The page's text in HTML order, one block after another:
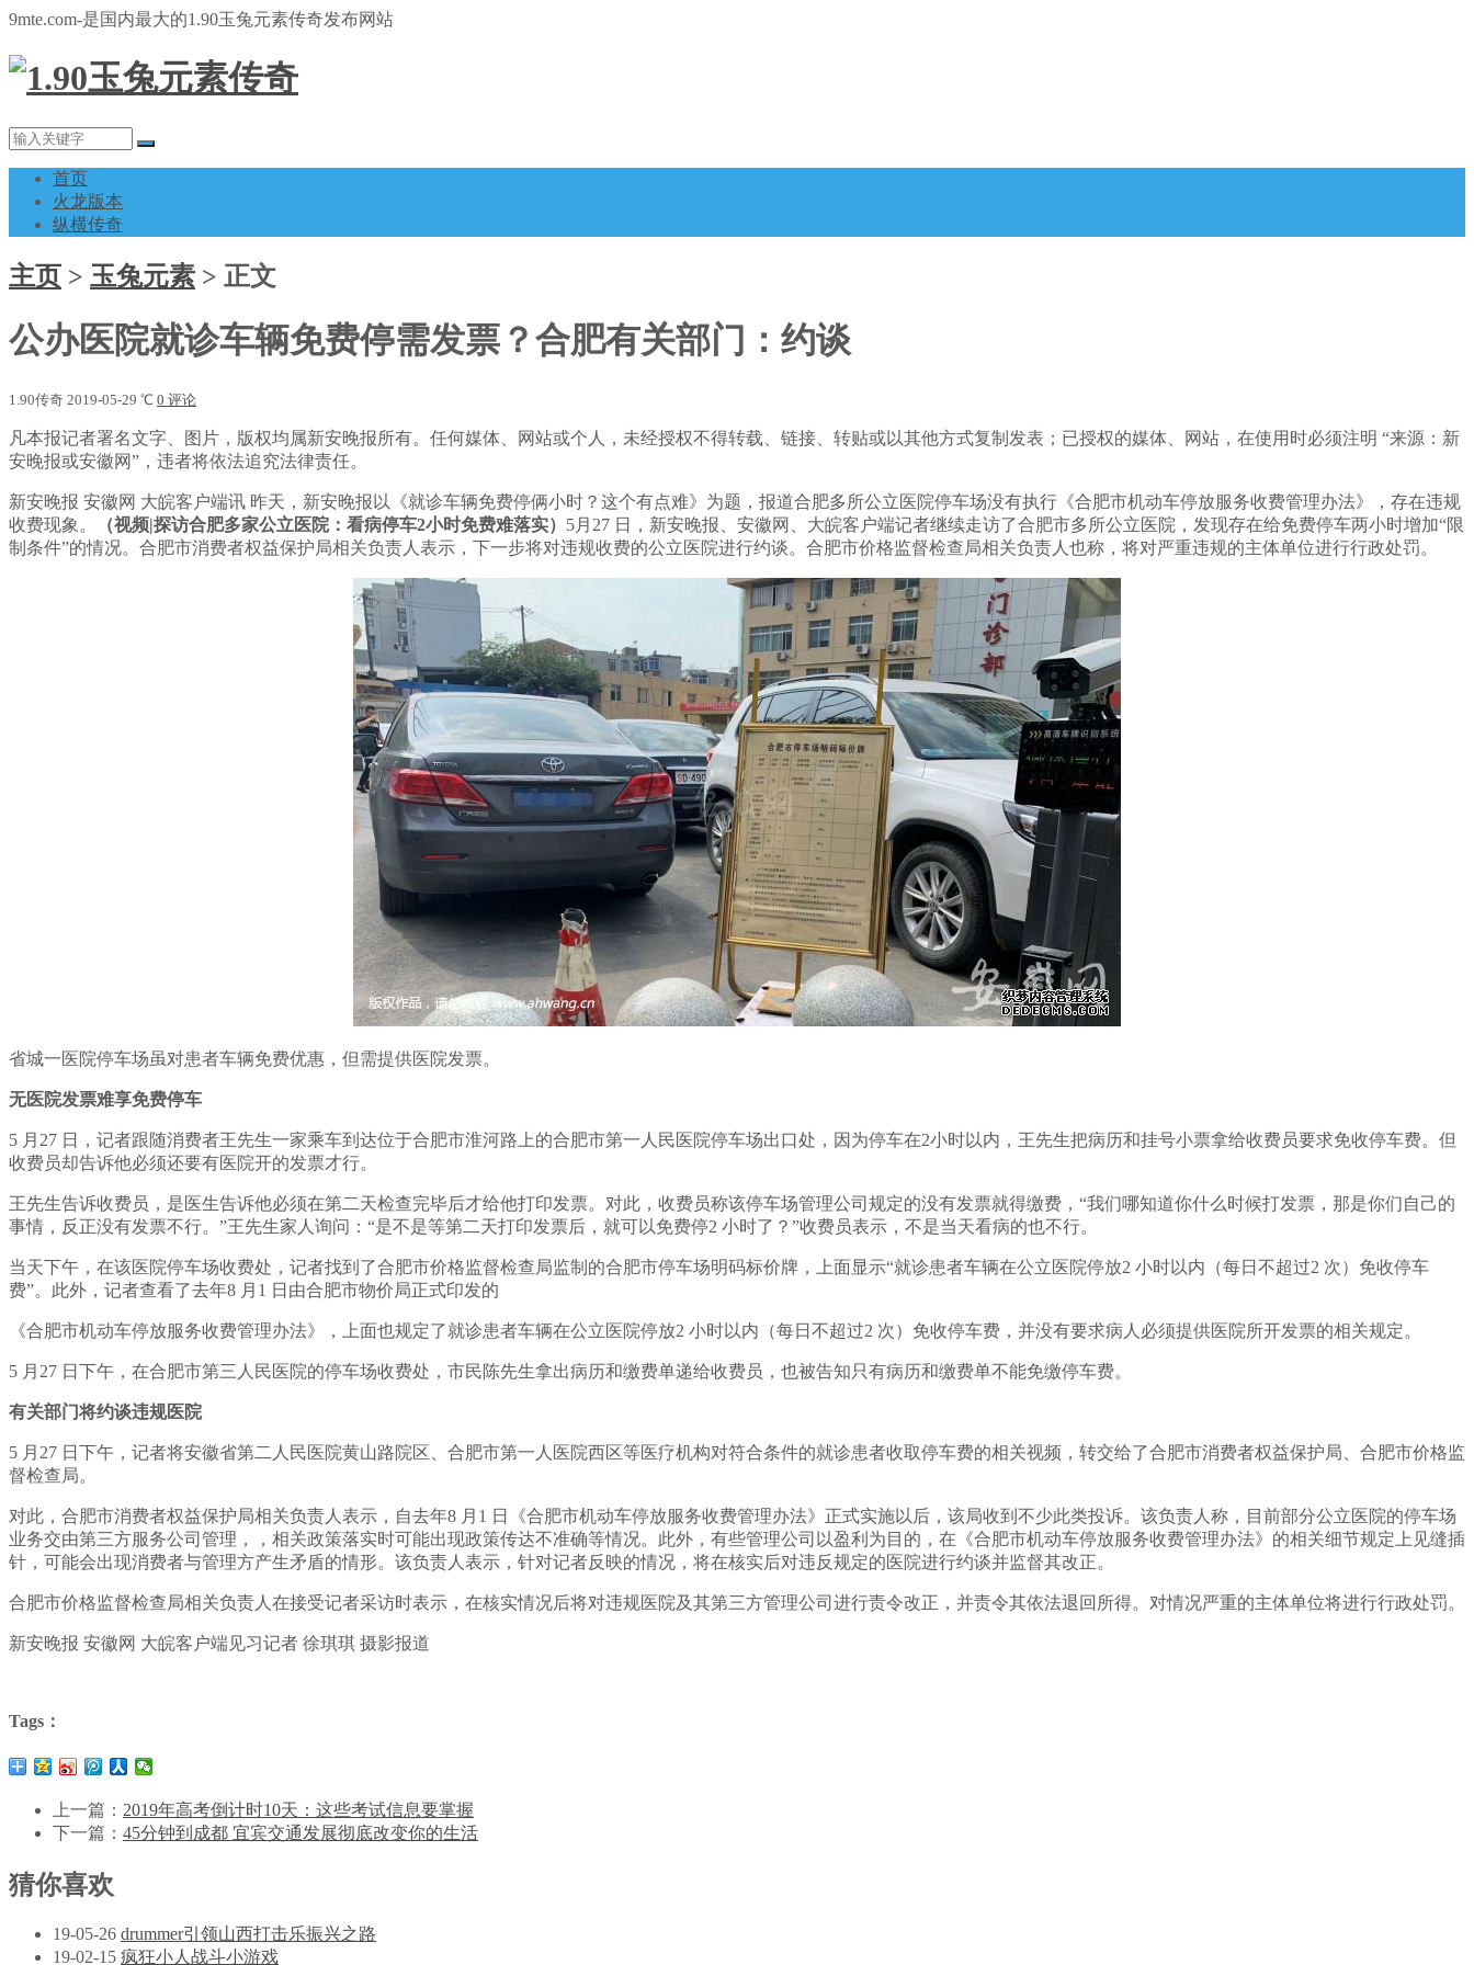
9mte.com-是国内最大的1.90玉兔元素传奇发布网站
首页
火龙版本
纵横传奇
主页 > 玉兔元素 > 正文
公办医院就诊车辆免费停需发票？合肥有关部门：约谈
1.90传奇 2019-05-29 ℃ 0 评论
凡本报记者署名文字、图片，版权均属新安晚报所有。任何媒体、网站或个人，未经授权不得转载、链接、转贴或以其他方式复制发表；已授权的媒体、网站，在使用时必须注明 “来源：新
安晚报或安徽网”，违者将依法追究法律责任。
新安晚报 安徽网 大皖客户端讯 昨天，新安晚报以《就诊车辆免费停俩小时？这个有点难》为题，报道合肥多所公立医院停车场没有执行《合肥市机动车停放服务收费管理办法》，存在违规
收费现象。
（视频|探访合肥多家公立医院：看病停车2小时免费难落实） 5月27 日，新安晚报、安徽网、大皖客户端记者继续走访了合肥市多所公立医院，发现存在给免费停车两小时增加“限
制条件”的情况。合肥市消费者权益保护局相关负责人表示，下一步将对违规收费的公立医院进行约谈。合肥市价格监督检查局相关负责人也称，将对严重违规的主体单位进行行政处罚。
省城一医院停车场虽对患者车辆免费优惠，但需提供医院发票。
无医院发票难享免费停车
5 月27 日，记者跟随消费者王先生一家乘车到达位于合肥市淮河路上的合肥市第一人民医院停车场出口处，因为停车在2小时以内，王先生把病历和挂号小票拿给收费员要求免收停车费。但
收费员却告诉他必须还要有医院开的发票才行。
王先生告诉收费员，是医生告诉他必须在第二天检查完毕后才给他打印发票。对此，收费员称该停车场管理公司规定的没有发票就得缴费，“我们哪知道你什么时候打发票，那是你们自己的
事情，反正没有发票不行。”王先生家人询问：“是不是等第二天打印发票后，就可以免费停2 小时了？”收费员表示，不是当天看病的也不行。
当天下午，在该医院停车场收费处，记者找到了合肥市价格监督检查局监制的合肥市停车场明码标价牌，上面显示“就诊患者车辆在公立医院停放2 小时以内（每日不超过2 次）免收停车
费”。此外，记者查看了去年8 月1 日由合肥市物价局正式印发的
《合肥市机动车停放服务收费管理办法》，上面也规定了就诊患者车辆在公立医院停放2 小时以内（每日不超过2 次）免收停车费，并没有要求病人必须提供医院所开发票的相关规定。
5 月27 日下午，在合肥市第三人民医院的停车场收费处，市民陈先生拿出病历和缴费单递给收费员，也被告知只有病历和缴费单不能免缴停车费。
有关部门将约谈违规医院
5 月27 日下午，记者将安徽省第二人民医院黄山路院区、合肥市第一人医院西区等医疗机构对符合条件的就诊患者收取停车费的相关视频，转交给了合肥市消费者权益保护局、合肥市价格监
督检查局。
对此，合肥市消费者权益保护局相关负责人表示，自去年8 月1 日《合肥市机动车停放服务收费管理办法》正式实施以后，该局收到不少此类投诉。该负责人称，目前部分公立医院的停车场
业务交由第三方服务公司管理，，相关政策落实时可能出现政策传达不准确等情况。此外，有些管理公司以盈利为目的，在《合肥市机动车停放服务收费管理办法》的相关细节规定上见缝插
针，可能会出现消费者与管理方产生矛盾的情形。该负责人表示，针对记者反映的情况，将在核实后对违反规定的医院进行约谈并监督其改正。
合肥市价格监督检查局相关负责人在接受记者采访时表示，在核实情况后将对违规医院及其第三方管理公司进行责令改正，并责令其依法退回所得。对情况严重的主体单位将进行行政处罚。
新安晚报 安徽网 大皖客户端见习记者 徐琪琪 摄影报道
Tags：
上一篇： 2019年高考倒计时10天：这些考试信息要掌握
下一篇： 45分钟到成都 宜宾交通发展彻底改变你的生活
猜你喜欢
19-05-26 drummer引领山西打击乐振兴之路
19-02-15 疯狂小人战斗小游戏